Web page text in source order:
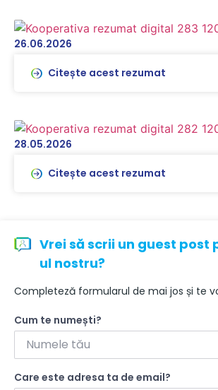
26.06.2026
Citește acest rezumat
28.05.2026
Citește acest rezumat
Vrei să scrii un guest post
ul nostru?
Completeză formularul de mai jos și te
Cum te numești?
Care este adresa ta de email?